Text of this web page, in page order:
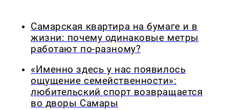
Самарская квартира на бумаге и в
жизни: почему одинаковые метры
работают по-разному?
«Именно здесь у нас появилось
ощущение семейственности»:
любительский спорт возвращается
во дворы Самары